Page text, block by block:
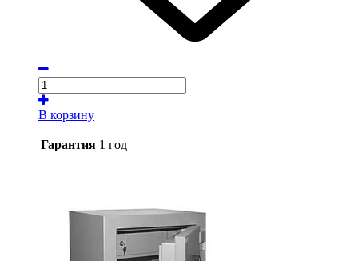
В корзину
Гарантия 1 год